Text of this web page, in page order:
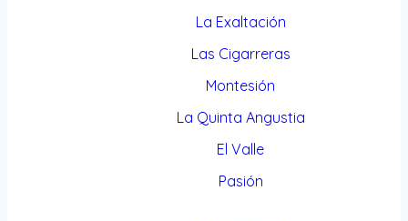
La Exaltación
Las Cigarreras
Montesión
La Quinta Angustia
El Valle
Pasión